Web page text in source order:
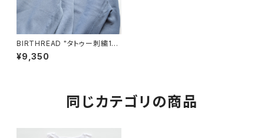
BIRTHREAD "タトゥー刺繍12.
7ozクルーネックスウェット"
¥9,350
同じカテゴリの商品